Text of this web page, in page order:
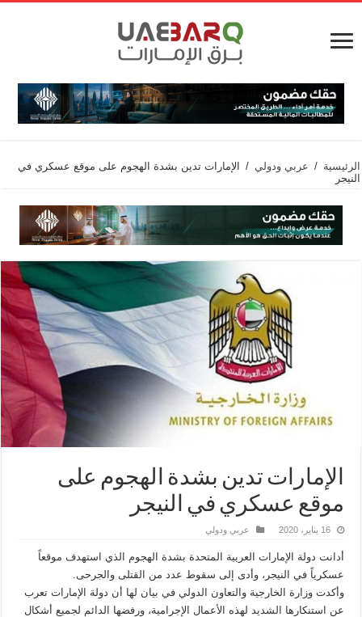
الرئيسية / عربي ودولي /
الإمارات تدين بشدة الهجوم على موقع عسكري في
النيجر
الإمارات تدين بشدة الهجوم على
موقع عسكري في النيجر
16 يناير، 2020 عربي ودولي
أدانت دولة الإمارات العربية المتحدة بشدة الهجوم الذي استهدف موقعاً
عسكرياً في النيجر، وأدى إلى سقوط عدد من القتلى والجرحى.
وأكدت وزارة الخارجية والتعاون الدولي في بيان لها أن دولة الإمارات تعرب
عن استنكارها الشديد لهذه الأعمال الإجرامية، ورفضها الدائم لجميع أشكال